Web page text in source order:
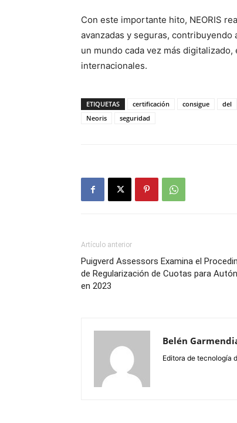
Con este importante hito, NEORIS
avanzadas y seguras,
un mundo cada vez más
internacionales.
ETIQUETAS certificación consigue del
Neoris
seguridad
Artículo anterior
Puigverd Assessors Examina el
de Regularización de Cuotas para
en 2023
Belén
Editora de tecnología